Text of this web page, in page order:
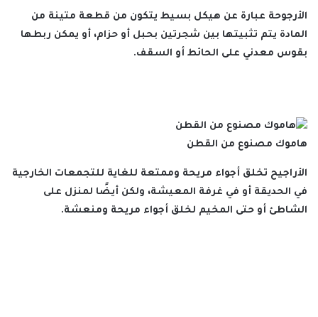
الأرجوحة عبارة عن هيكل بسيط يتكون من قطعة متينة من
المادة يتم تثبيتها بين شجرتين بحبل أو حزام، أو يمكن ربطها
بقوس معدني على الحائط أو السقف.
هاموك مصنوع من القطن
الأراجيح تخلق أجواء مريحة وممتعة للغاية للتجمعات الخارجية
في الحديقة أو في غرفة المعيشة، ولكن أيضًا لمنزل على
الشاطئ أو حتى المخيم لخلق أجواء مريحة ومنعشة.